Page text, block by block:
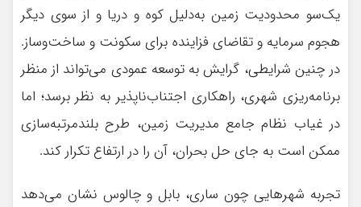
یک‌سو محدودیت زمین به‌دلیل کوه و دریا و از سوی دیگر
هجوم سرمایه و تقاضای فزاینده برای سکونت و ساخت‌وساز.
در چنین شرایطی، گرایش به توسعه عمودی می‌تواند از منظر
برنامه‌ریزی شهری، راهکاری اجتناب‌ناپذیر به نظر برسد؛ اما
در غیاب نظام جامع مدیریت زمین، طرح بلندمرتبه‌سازی
ممکن است به جای حل بحران، آن را در ارتفاع تکرار کند.
تجربه شهرهایی چون ساری، بابل و چالوس نشان می‌دهد